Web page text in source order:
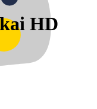
HD